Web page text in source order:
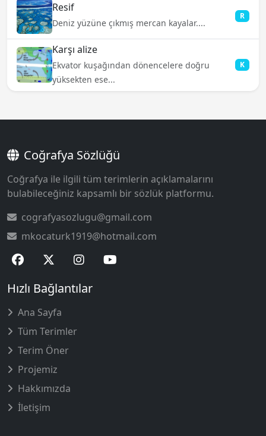
Resif
Deniz yüzüne çıkmış mercan kayalar....
R
Karşı alize
Ekvator kuşağından dönencelere doğru
yüksekten ese...
K
Coğrafya Sözlüğü
Coğrafya ile ilgili tüm terimlerin açıklamalarını
bulabileceğiniz kapsamlı bir sözlük platformu.
cografyasozlugu@gmail.com
mkocaturk1919@hotmail.com
Hızlı Bağlantılar
Ana Sayfa
Tüm Terimler
Terim Öner
Projemiz
Hakkımızda
İletişim